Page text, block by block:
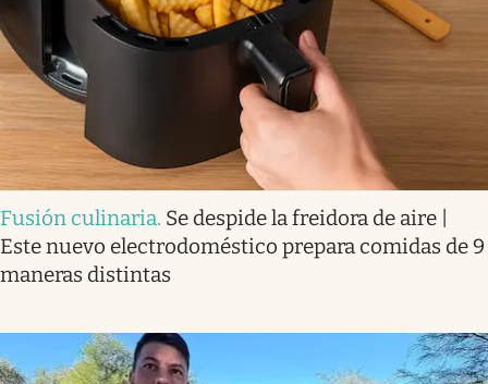
Fusión culinaria. Se despide la freidora de aire |
Este nuevo electrodoméstico prepara comidas de 9
maneras distintas